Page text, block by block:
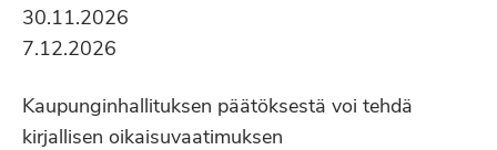
30.11.2026
7.12.2026
Kaupunginhallituksen päätöksestä voi tehdä
kirjallisen oikaisuvaatimuksen